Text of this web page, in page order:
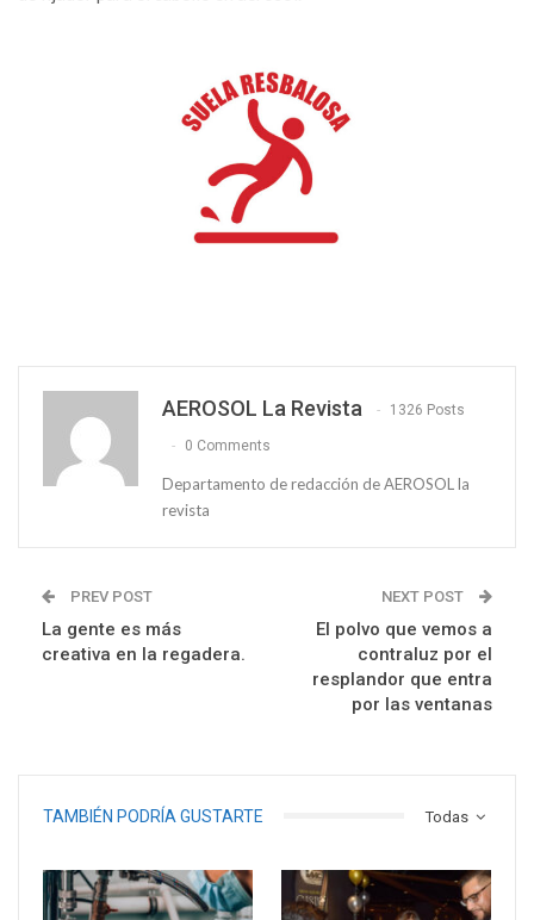
AEROSOL La Revista 1326 Posts
0 Comments
Departamento de redacción de AEROSOL la
revista
PREV POST
La gente es más
creativa en la regadera.
NEXT POST
El polvo que vemos a
contraluz por el
resplandor que entra
por las ventanas
Todas
TAMBIÉN PODRÍA GUSTARTE